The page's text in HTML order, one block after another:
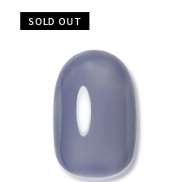
SOLD OUT